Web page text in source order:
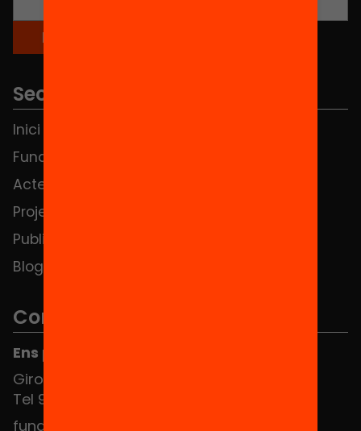
Seccions
Inici
Fundació
Actes
Projectes
Publicacions i vídeos
Blog
Contacte
Ens pots trobar al Hub Social
Girona 34, interior 08010 Barcelona
Tel 934 588 700
fundacio@equitat.org